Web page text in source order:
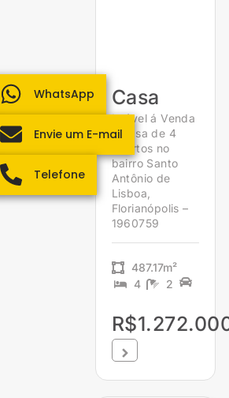
Casa
Imóvel á Venda
– Casa de 4
quartos no
bairro Santo
Antônio de
Lisboa,
Florianópolis –
1960759
487.17m²
4
2
WhatsApp
Envie um E-mail
Telefone